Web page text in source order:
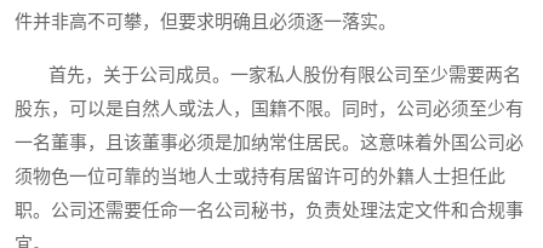
件并非高不可攀，但要求明确且必须逐一落实。
首先，关于公司成员。一家私人股份有限公司至少需要两名
股东，可以是自然人或法人，国籍不限。同时，公司必须至少有
一名董事，且该董事必须是加纳常住居民。这意味着外国公司必
须物色一位可靠的当地人士或持有居留许可的外籍人士担任此
职。公司还需要任命一名公司秘书，负责处理法定文件和合规事